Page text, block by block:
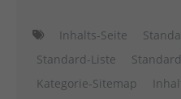
Inhalts-Seite
Standard-Liste
Kategorie-Sitemap